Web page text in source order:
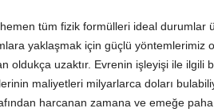
tüm fizik formülleri ideal durumlar
yaklaşmak için güçlü yöntemlerimiz
oldukça uzaktır. Evrenin işleyişi ile ilgili
maliyetleri milyarlarca doları
harcanan zamana ve emeğe